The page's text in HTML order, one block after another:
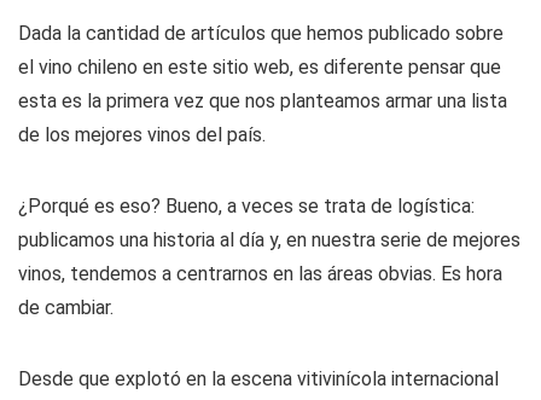
Dada la cantidad de artículos que hemos publicado sobre
el vino chileno en este sitio web, es diferente pensar que
esta es la primera vez que nos planteamos armar una lista
de los mejores vinos del país.
¿Porqué es eso? Bueno, a veces se trata de logística:
publicamos una historia al día y, en nuestra serie de mejores
vinos, tendemos a centrarnos en las áreas obvias. Es hora
de cambiar.
Desde que explotó en la escena vitivinícola internacional